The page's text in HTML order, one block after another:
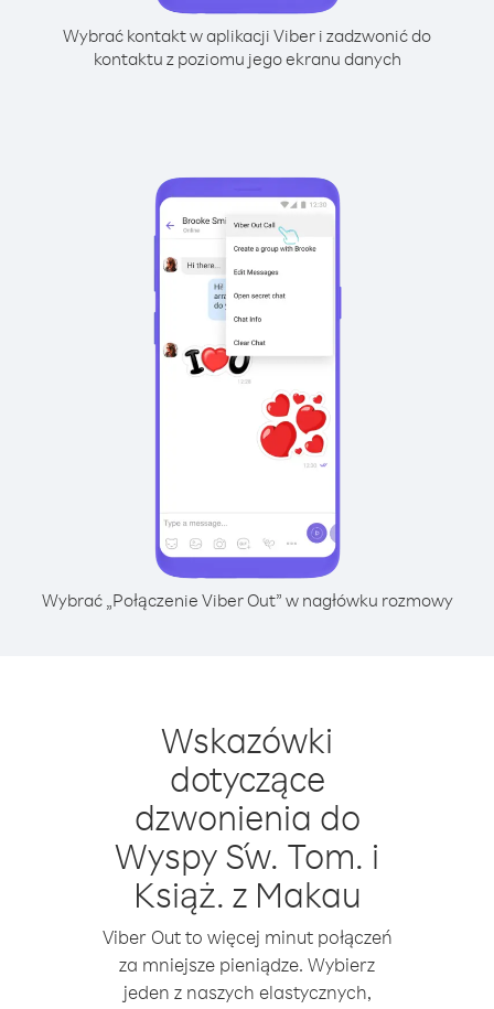
Wybrać kontakt w aplikacji Viber i zadzwonić do
kontaktu z poziomu jego ekranu danych
Wybrać „Połączenie Viber Out” w nagłówku rozmowy
Wskazówki
dotyczące
dzwonienia do
Wyspy Św. Tom. i
Książ. z Makau
Viber Out to więcej minut połączeń
za mniejsze pieniądze. Wybierz
jeden z naszych elastycznych,